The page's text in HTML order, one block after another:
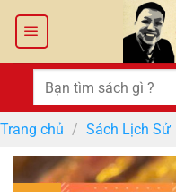
Tìm
kiếm:
Trang chủ / Sách Lịch Sử